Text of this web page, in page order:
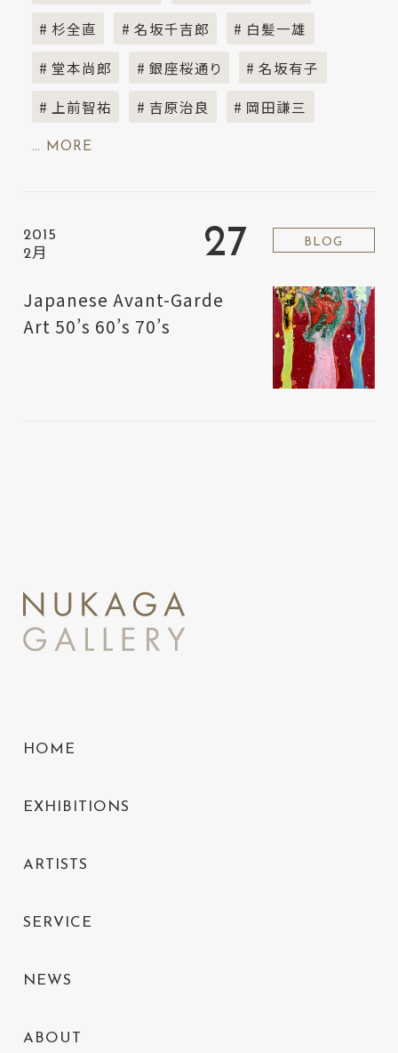
# 杉全直 # 名坂千吉郎 # 白髪一雄
# 堂本尚郎 # 銀座桜通り # 名坂有子
# 上前智祐 # 吉原治良 # 岡田謙三
… MORE
2015
2月
27 BLOG
Japanese Avant-Garde
Art 50’s 60’s 70’s
HOME
EXHIBITIONS
ARTISTS
SERVICE
NEWS
ABOUT